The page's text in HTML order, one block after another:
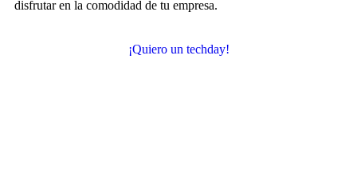
disfrutar en la comodidad de tu empresa.
¡Quiero un techday!